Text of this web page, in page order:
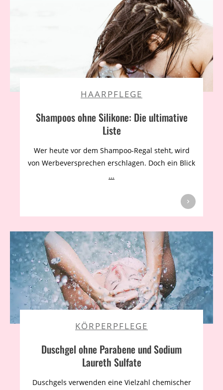
HAARPFLEGE
Shampoos ohne Silikone: Die ultimative
Liste
Wer heute vor dem Shampoo-Regal steht, wird
von Werbeversprechen erschlagen. Doch ein Blick
...
KÖRPERPFLEGE
Duschgel ohne Parabene und Sodium
Laureth Sulfate
Duschgels verwenden eine Vielzahl chemischer